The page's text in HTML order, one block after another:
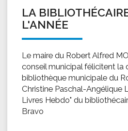
LA
L'ANNÉE
Le maire du Robert Alfred
conseil municipal félicitent la
bibliothèque municipale du
Christine Paschal-Angélique
Livres Hebdo" du
Bravo